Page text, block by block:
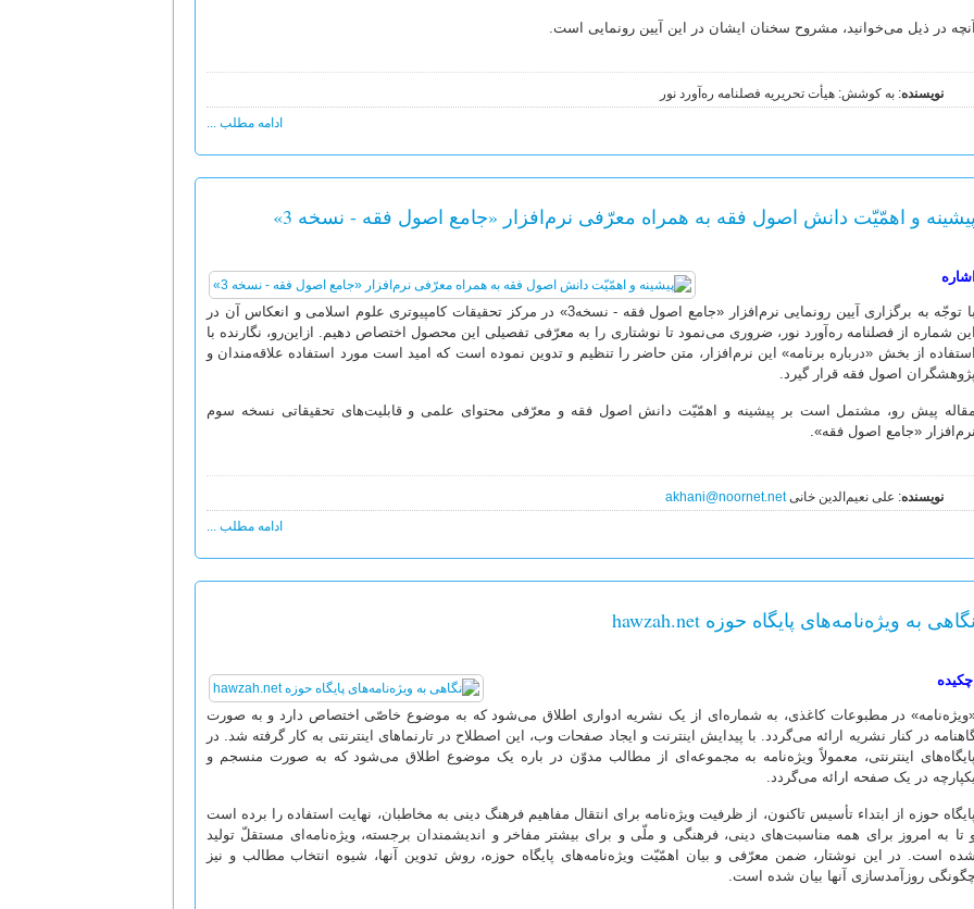
آنچه در ذیل می‌خوانید، مشروح سخنان ایشان در این آیین رونمایی است.
نویسنده: به کوشش: هیأت تحریریه فصلنامه ره‌آورد نور
ادامه مطلب ...
پیشینه و اهمّیّت دانش اصول فقه به همراه معرّفی نرم‌افزار «جامع اصول فقه - نسخه 3»
اشاره
با توجّه به برگزاری آیین رونمایی نرم‌افزار «جامع اصول فقه - نسخه3» در مرکز تحقیقات کامپیوتری علوم اسلامی و انعکاس آن در
این شماره از فصلنامه ره‌آورد نور، ضروری می‌نمود تا نوشتاری را به معرّفی تفصیلی این محصول اختصاص دهیم. ازاین‌رو، نگارنده با
استفاده از بخش «درباره برنامه» این نرم‌افزار، متن حاضر را تنظیم و تدوین نموده است که امید است مورد استفاده علاقه‌مندان و
پژوهشگران اصول فقه قرار گیرد.
مقاله پیش رو، مشتمل است بر پیشینه و اهمّیّت دانش اصول فقه و معرّفی محتوای علمی و قابلیت‌های تحقیقاتی نسخه سوم
نرم‌افزار «جامع اصول فقه».
نویسنده: علی نعیم‌الدین خانیakhani@noornet.net
ادامه مطلب ...
نگاهی به ویژه‌نامه‌های پایگاه حوزه hawzah.net
چکیده
در مطبوعات کاغذی، به شماره‌ای از یک نشریه ادواری اطلاق می‌شود که به موضوع خاصّی اختصاص دارد و به صورت
در کنار نشریه ارائه می‌گردد. با پیدایش اینترنت و ایجاد صفحات وب، این اصطلاح در تارنماهای اینترنتی به کار گرفته شد. در
پایگاه‌های اینترنتی، معمولاً ویژه‌نامه به مجموعه‌ای از مطالب مدوّن در باره یک موضوع اطلاق می‌شود که به صورت منسجم و
یکپارچه در یک صفحه ارائه می‌گردد.
پایگاه حوزه از ابتداء تأسیس تاکنون، از ظرفیت ویژه‌نامه برای انتقال مفاهیم فرهنگ دینی به مخاطبان، نهایت استفاده را برده است
تا به امروز برای همه مناسبت‌های دینی، فرهنگی و ملّی و برای بیشتر مفاخر و اندیشمندان برجسته، ویژه‌نامه‌ای مستقلّ تولید
شده است. در این نوشتار، ضمن معرّفی و بیان اهمّیّت ویژه‌نامه‌های پایگاه حوزه، روش تدوین آنها، شیوه انتخاب مطالب و نیز
چگونگی روزآمدسازی آنها بیان شده است.